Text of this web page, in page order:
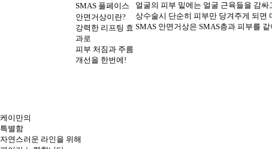
SMAS 풀페이스
안면거상이란?
강력한 리프팅 효
과로
피부 처짐과 주름
개선을 한번에!
얼굴의 피부 밑에는 얼굴 근육들을 감
상수술시 단순히 피부만 당겨주게 되면​
SMAS 안면거상은 SMAS층과 피부를
케이만의
특별함
자연스러운 라인을 위해